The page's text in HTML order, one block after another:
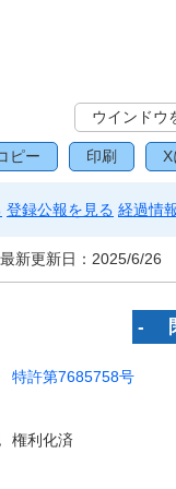
ウインドウ
ピー 印刷 X
登録公報を見る 経過情
最新更新日： 2025/6/26
特許第7685758号
権利化済